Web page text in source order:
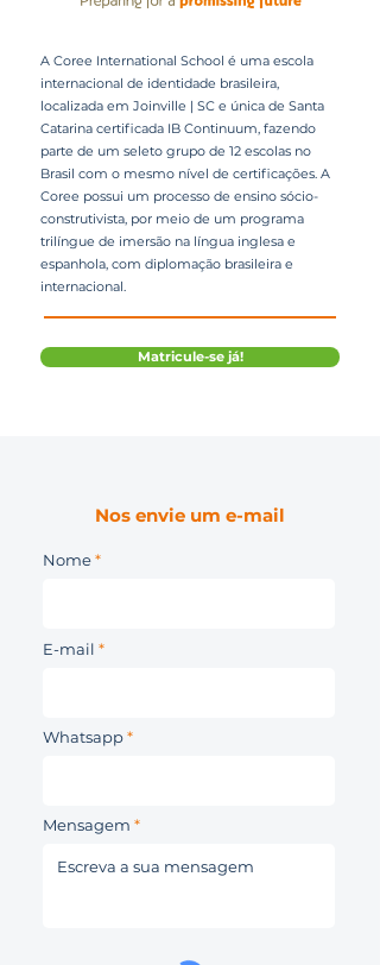
A Coree International School é uma escola
internacional de identidade brasileira,
localizada em Joinville | SC e única de Santa
Catarina certificada IB Continuum, fazendo
parte de um seleto grupo de 12 escolas no
Brasil com o mesmo nível de certificações. A
Coree possui um processo de ensino sócio-
construtivista, por meio de um programa
trilíngue de imersão na língua inglesa e
espanhola, com diplomação brasileira e
internacional.
Matricule-se já!
Nos envie um e-mail
Nome
E-mail
Whatsapp
Mensagem